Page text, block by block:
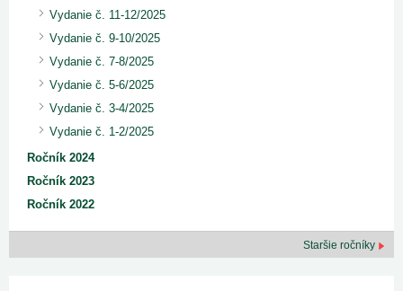
Vydanie č. 11-12/2025
Vydanie č. 9-10/2025
Vydanie č. 7-8/2025
Vydanie č. 5-6/2025
Vydanie č. 3-4/2025
Vydanie č. 1-2/2025
Ročník 2024
Ročník 2023
Ročník 2022
Staršie ročníky